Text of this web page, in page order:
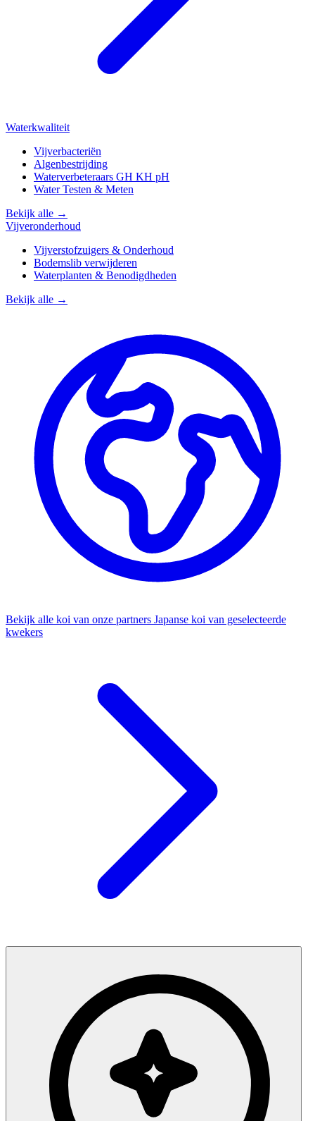
Waterkwaliteit
Vijverbacteriën
Algenbestrijding
Waterverbeteraars GH KH pH
Water Testen & Meten
Bekijk alle →
Vijveronderhoud
Vijverstofzuigers & Onderhoud
Bodemslib verwijderen
Waterplanten & Benodigdheden
Bekijk alle →
Bekijk alle koi van onze partners Japanse koi van geselecteerde
kwekers